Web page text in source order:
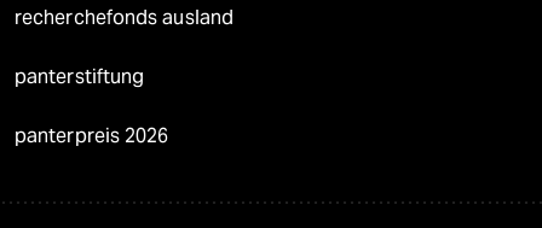
recherchefonds ausland
panterstiftung
panterpreis 2026